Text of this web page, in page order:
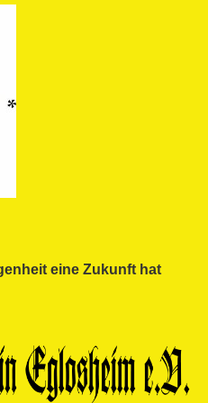
eine Zukunft hat